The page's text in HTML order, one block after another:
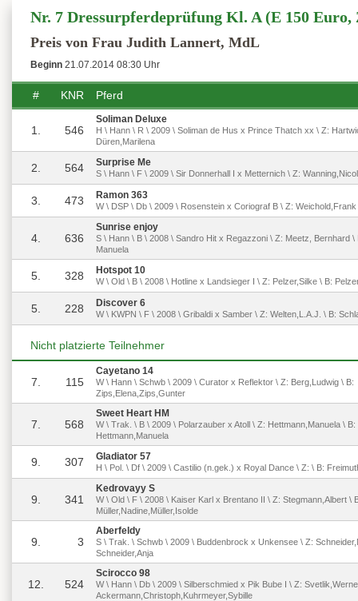
Nr. 7 Dressurpferdeprüfung Kl. A (E 150 Euro,
Preis von Frau Judith Lannert, MdL
Beginn 21.07.2014 08:30 Uhr
# KNR Pferd
1. 546
Soliman Deluxe
H \ Hann \ R \ 2009 \ Soliman de Hus x Prince Thatch xx \ Z:
Düren,Marilena
2. 564 Surprise Me
S \ Hann \ F \ 2009 \ Sir Donnerhall I x Metternich \ Z:
3. 473 Ramon 363
W \ DSP \ Db \ 2009 \ Rosenstein x Coriograf B \ Z:
4. 636
Sunrise enjoy
S \ Hann \ B \ 2008 \ Sandro Hit x Regazzoni \ Z: Meetz, Bernhard \
Manuela
5. 328 Hotspot 10
W \ Old \ B \ 2008 \ Hotline x Landsieger I \ Z: Pelzer,Silke \ B:
5. 228 Discover 6
W \ KWPN \ F \ 2008 \ Gribaldi x Samber \ Z: Welten,L.A.J. \ B:
Nicht platzierte Teilnehmer
7. 115
Cayetano 14
W \ Hann \ Schwb \ 2009 \ Curator x Reflektor \ Z: Berg,Ludwig \ B:
Zips,Elena,Zips,Gunter
7. 568
Sweet Heart HM
W \ Trak. \ B \ 2009 \ Polarzauber x Atoll \ Z: Hettmann,Manuela \ B:
Hettmann,Manuela
9. 307 Gladiator 57
H \ Pol. \ Df \ 2009 \ Castilio (n.gek.) x Royal Dance \ Z: \ B:
9. 341
Kedrovayy S
W \ Old \ F \ 2008 \ Kaiser Karl x Brentano II \ Z: Stegmann,Albert \
Müller,Nadine,Müller,Isolde
9. 3
Aberfeldy
S \ Trak. \ Schwb \ 2009 \ Buddenbrock x Unkensee \ Z:
Schneider,Anja
12. 524
Scirocco 98
W \ Hann \ Db \ 2009 \ Silberschmied x Pik Bube I \ Z:
Ackermann,Christoph,Kuhrmeyer,Sybille